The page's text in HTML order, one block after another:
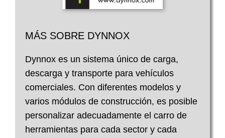
MÁS SOBRE DYNNOX
Dynnox es un sistema único de carga,
descarga y transporte para vehículos
comerciales. Con diferentes modelos y
varios módulos de construcción, es posible
personalizar adecuadamente el carro de
herramientas para cada sector y cada